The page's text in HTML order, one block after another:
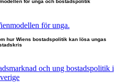
för unga och bostadspolitik
hur Wiens bostadspolitik kan lösa ungas